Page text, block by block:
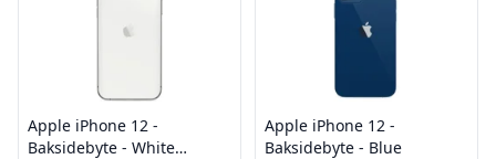
Apple iPhone 12 -
Baksidebyte - White
Apple iPhone 12 -
Baksidebyte - Blue